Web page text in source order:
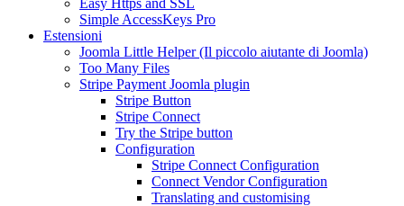
Easy Https and SSL
Simple AccessKeys Pro
Estensioni
Joomla Little Helper (Il piccolo aiutante di Joomla)
Too Many Files
Stripe Payment Joomla plugin
Stripe Button
Stripe Connect
Try the Stripe button
Configuration
Stripe Connect Configuration
Connect Vendor Configuration
Translating and customising